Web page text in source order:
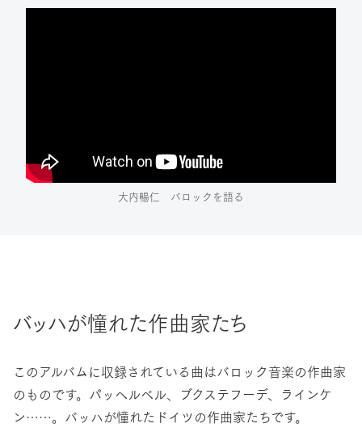
大内暢仁 バロックを語る
バッハが憧れた作曲家たち
このアルバムに収録されている曲はバロック音楽の作曲家
のものです。パッヘルベル、ブクステフーデ、ラインケ
ン……。バッハが憧れたドイツの作曲家たちです。